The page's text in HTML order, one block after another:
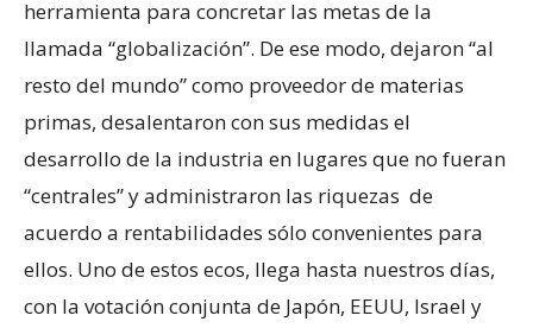
herramienta para concretar las metas de la
llamada “globalización”. De ese modo, dejaron “al
resto del mundo” como proveedor de materias
primas, desalentaron con sus medidas el
desarrollo de la industria en lugares que no fueran
“centrales” y administraron las riquezas de
acuerdo a rentabilidades sólo convenientes para
ellos. Uno de estos ecos, llega hasta nuestros días,
con la votación conjunta de Japón, EEUU, Israel y